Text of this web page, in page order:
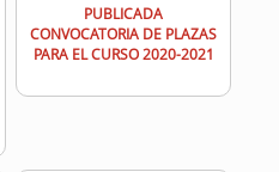
PUBLICADA
CONVOCATORIA DE PLAZAS
PARA EL CURSO 2020-2021